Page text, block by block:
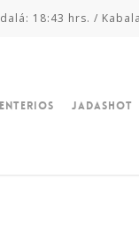
18:43 hrs. /
Jadashot